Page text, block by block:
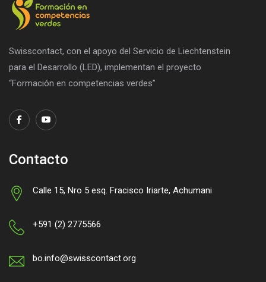
Swisscontact, con el apoyo del Servicio de Liechtenstein
para el Desarrollo (LED), implementan el proyecto
“Formación en competencias verdes”
Contacto
Calle 15, Nro 5 esq. Fracisco Iriarte, Achumani
+591 (2) 2775566
bo.info@swisscontact.org